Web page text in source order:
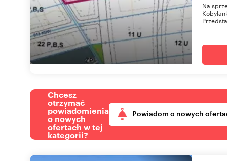
Na
Chcesz
otrzymać
powiadomienia
o nowych
ofertach w tej
kategorii?
Powiadom o nowych